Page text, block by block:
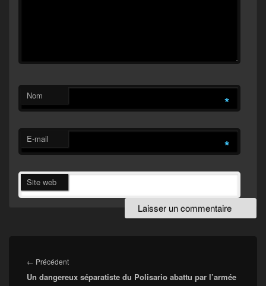
Nom *
E-mail *
Site web
de
l’article
← PrécédentArticle
précédent :
Un dangereux séparatiste du Polisario abattu par l’armée